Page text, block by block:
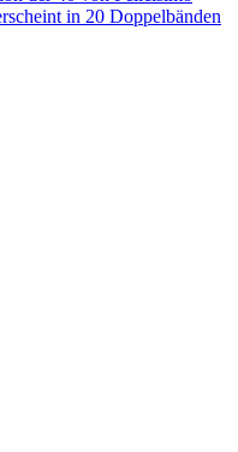
in 20 Doppelbänden